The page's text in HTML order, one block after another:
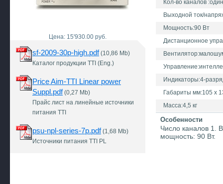
Цена: 15'930.00 руб.
sf-2009-30p-high.pdf(10,86 Mb)
Каталог продукции TTI (Eng.)
Price Aim-TTI Linear power
Suppl.pdf(0,27 Mb)
Прайс лист на линейные источники
питания TTI
psu-npl-series-7p.pdf(1,68 Mb)
Источники питания TTI PL
Кол-во каналов :один
Выходной ток/
Мощность:90 Вт
Дистанционное
Индикаторы:4-
Габариты мм:105 х
Масса:4,5 кг
Особенности
Число каналов 1.
мощность: 90 Вт.